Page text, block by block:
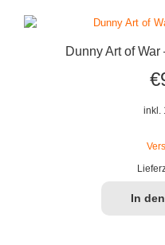
Dunny Art of
€
inkl.
In